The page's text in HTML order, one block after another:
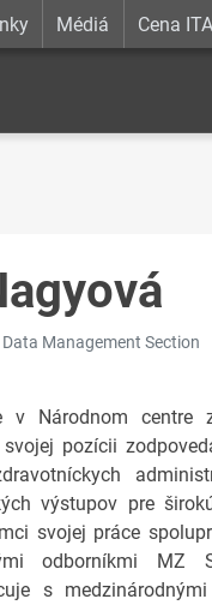
Médiá Cena
Management Section
v Národnom centre
pozícii
výstupov pre
svojej práce
odborníkmi MZ
s